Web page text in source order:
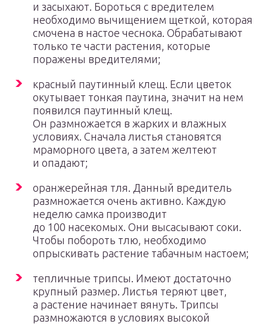
и засыхают. Бороться с вредителем
необходимо вычищением щеткой, которая
смочена в настое чеснока. Обрабатывают
только те части растения, которые
поражены вредителями;
красный паутинный клещ. Если цветок
окутывает тонкая паутина, значит на нем
появился паутинный клещ.
Он размножается в жарких и влажных
условиях. Сначала листья становятся
мраморного цвета, а затем желтеют
и опадают;
оранжерейная тля. Данный вредитель
размножается очень активно. Каждую
неделю самка производит
до 100 насекомых. Они высасывают соки.
Чтобы побороть тлю, необходимо
опрыскивать растение табачным настоем;
тепличные трипсы. Имеют достаточно
крупный размер. Листья теряют цвет,
а растение начинает вянуть. Трипсы
размножаются в условиях высокой